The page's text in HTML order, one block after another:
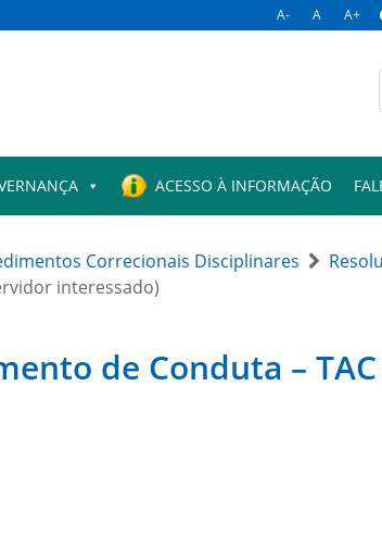
A- A A+
ACESSO À INFORMAÇÃO
Correcionais Disciplinares
interessado)
de Conduta –